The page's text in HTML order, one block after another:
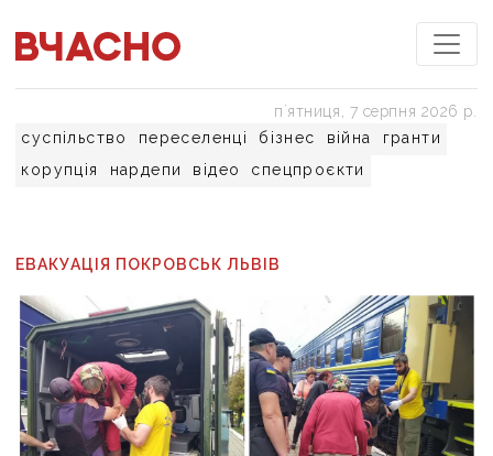
суспільство переселенці бізнес війна
гранти
корупція
нардепи відео спецпроєкти
пʼятниця, 7 серпня 2026 р.
ЕВАКУАЦІЯ ПОКРОВСЬК ЛЬВІВ